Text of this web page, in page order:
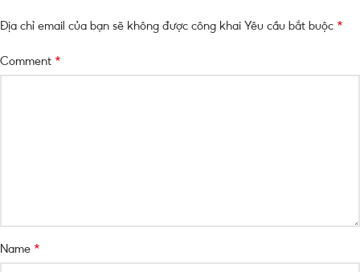
Địa chỉ email của bạn sẽ không được công khai Yêu cầu bắt buộc *
Comment *
Name *